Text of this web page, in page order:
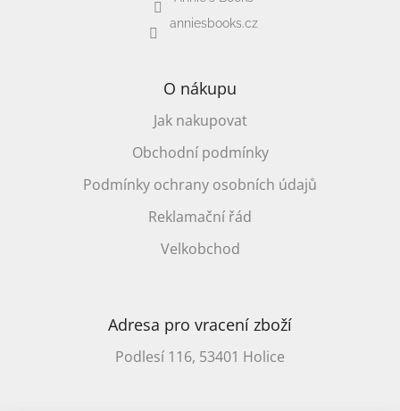
anniesbooks.cz
O nákupu
Jak nakupovat
Obchodní podmínky
Podmínky ochrany osobních údajů
Reklamační řád
Velkobchod
Adresa pro vracení zboží
Podlesí 116, 53401 Holice